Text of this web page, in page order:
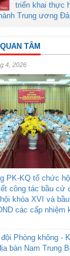
triển khai thực
Trung ương
TÂM
4, 2026
PK-KQ tổ chức
công tác bầu cử
khóa XVI và
các cấp nhiệm
Phòng không -
bàn Nam Trung